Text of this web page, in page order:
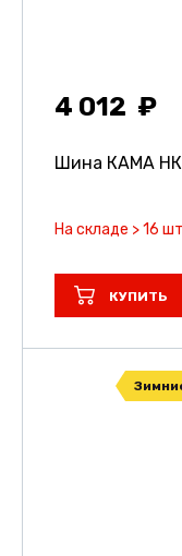
4 012
Шина КАМА
На складе > 16
КУПИТЬ